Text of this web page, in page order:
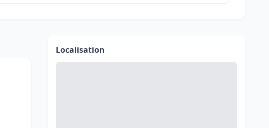
Localisation